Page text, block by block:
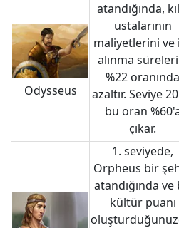
Odysseus
atandığında,
ustalarının
maliyetlerini ve
alınma
%22 oranında
azaltır. Seviye
bu oran
çıkar.
1. seviyede,
Orpheus bir
atandığında ve
kültür puanı